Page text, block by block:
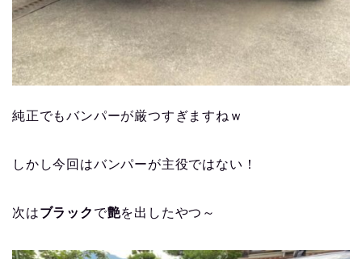
純正でもバンパーが厳つすぎますねｗ
しかし今回はバンパーが主役ではない！
次はブラック で艶を出したやつ～